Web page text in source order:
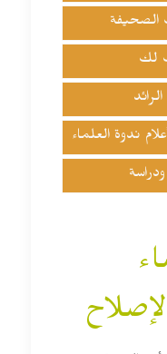
الصحيفة
لك
ندوة العلماء